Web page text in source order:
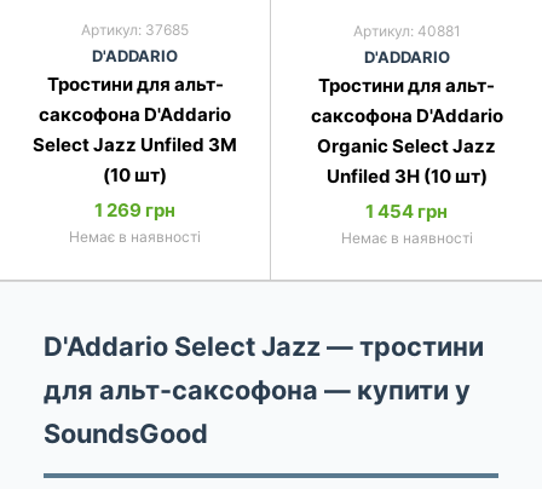
Артикул: 37685
D'ADDARIO
Тростини для альт-
саксофона D'Addario
Select Jazz Unfiled 3M
(10 шт)
1 269 грн
Немає в наявності
Артикул: 40881
D'ADDARIO
Тростини для альт-
саксофона D'Addario
Organic Select Jazz
Unfiled 3H (10 шт)
1 454 грн
Немає в наявності
D'Addario Select Jazz — тростини
для альт-саксофона — купити у
SoundsGood